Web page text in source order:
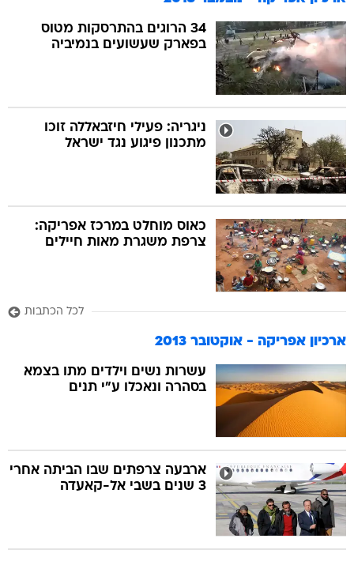
34 הרוגים בהתרסקות מטוס
בפארק שעשועים בנמיביה
ניגריה: פעילי חיזבאללה זוכו
מתכנון פיגוע נגד ישראל
כאוס מוחלט במרכז אפריקה:
צרפת משגרת מאות חיילים
לכל הכתבות
ארכיון אפריקה - אוקטובר 2013
עשרות נשים וילדים מתו בצמא
בסהרה ונאכלו ע"י תנים
ארבעה צרפתים שבו הביתה אחרי
3 שנים בשבי אל-קאעדה